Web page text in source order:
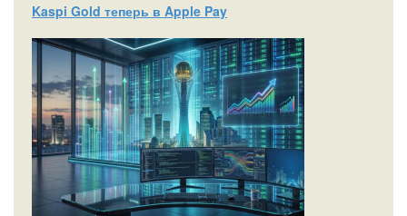
Kaspi Gold теперь в Apple Pay